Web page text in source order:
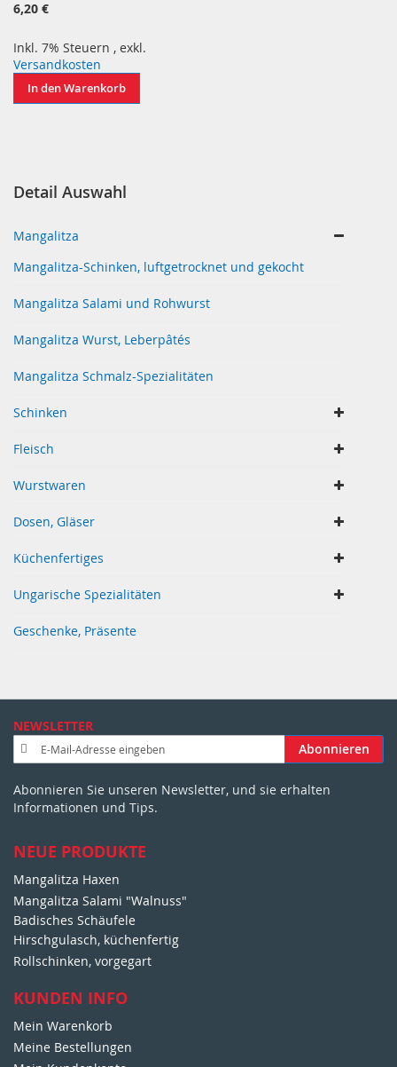
6,20 €
Inkl. 7% Steuern , exkl.
Versandkosten
In den Warenkorb
Detail Auswahl
Mangalitza
Mangalitza-Schinken, luftgetrocknet und gekocht
Mangalitza Salami und Rohwurst
Mangalitza Wurst, Leberpâtés
Mangalitza Schmalz-Spezialitäten
Schinken
Fleisch
Wurstwaren
Dosen, Gläser
Küchenfertiges
Ungarische Spezialitäten
Geschenke, Präsente
NEWSLETTER
n
e
l
u
g
z
u
m
N
w
s
l
e
t
Abonnieren
Abonnieren Sie unseren Newsletter, und sie erhalten
Informationen und Tips.
NEUE PRODUKTE
Mangalitza Haxen
Mangalitza Salami "Walnuss"
Badisches Schäufele
Hirschgulasch, küchenfertig
Rollschinken, vorgegart
KUNDEN INFO
Mein Warenkorb
Meine Bestellungen